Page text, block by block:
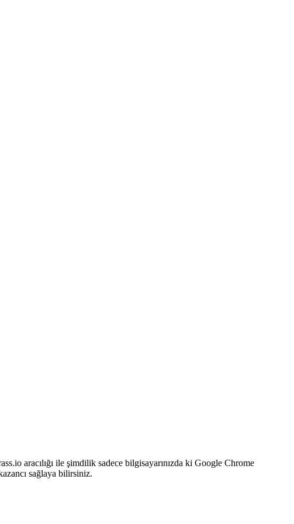
aracılığı ile şimdilik sadece bilgisayarınızda ki Google Chrome
sağlaya bilirsiniz.